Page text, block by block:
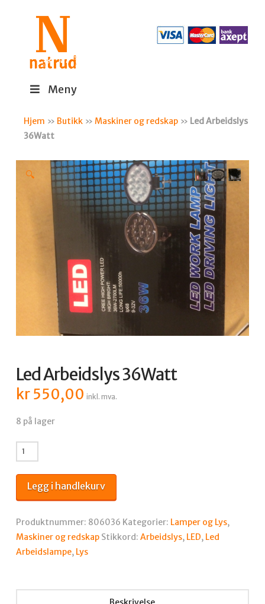
Meny
Hjem » Butikk »Maskiner og redskap » Led Arbeidslys
36Watt
🔍
Led Arbeidslys 36Watt
kr550,00 inkl. mva.
8 på lager
Led
Arbeidslys
36Watt
antall
Legg i handlekurv
Produktnummer: 806036 Kategorier: Lamper og Lys,
Maskiner og redskap Stikkord: Arbeidslys, LED, Led
Arbeidslampe, Lys